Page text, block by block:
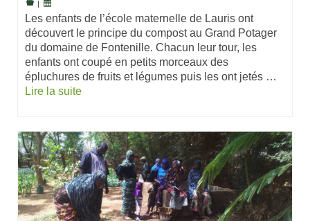
Les enfants de l’école maternelle de Lauris ont
découvert le principe du compost au Grand Potager
du domaine de Fontenille. Chacun leur tour, les
enfants ont coupé en petits morceaux des
épluchures de fruits et légumes puis les ont jetés …
Lire la suite